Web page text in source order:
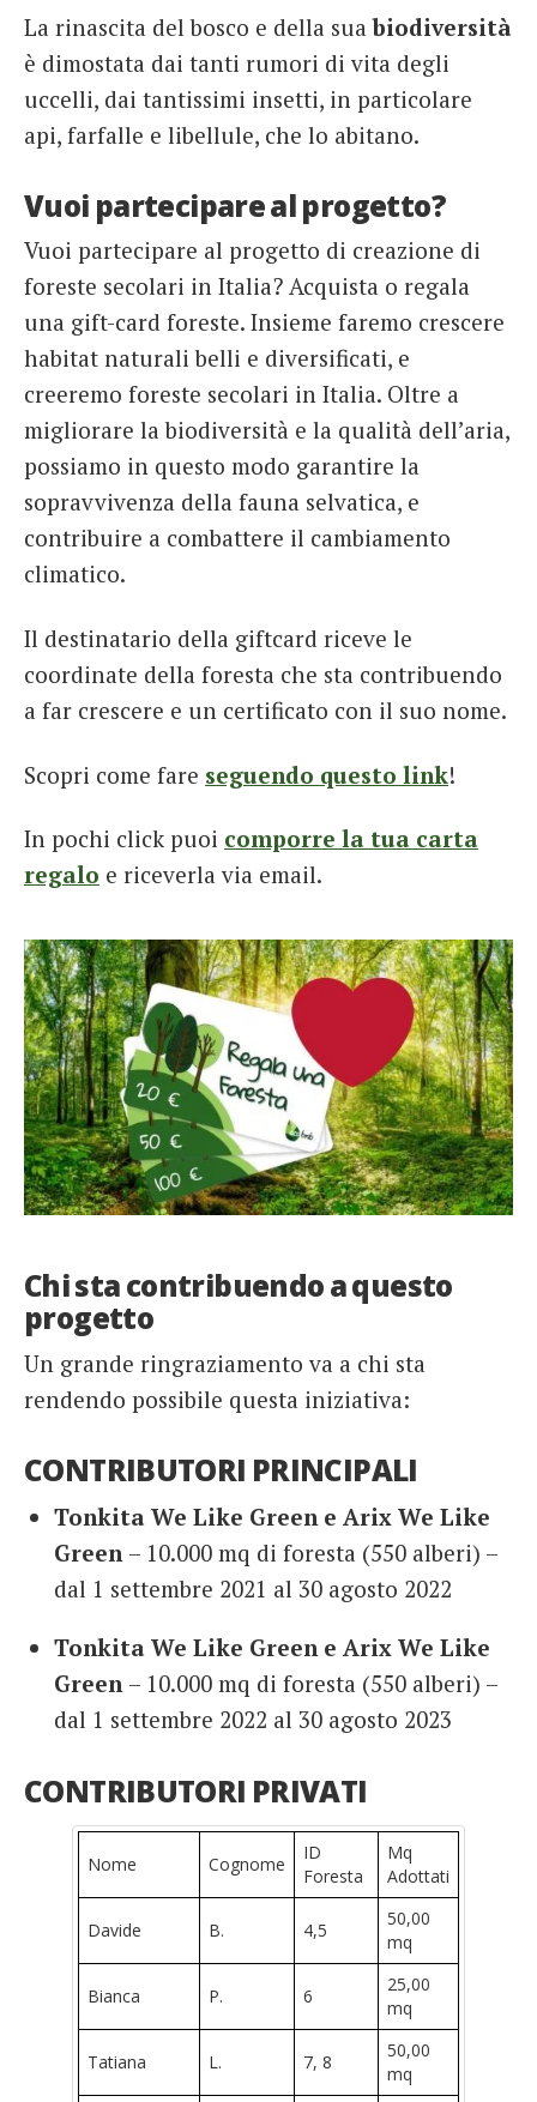
La rinascita del bosco e della suabiodiversità
è dimostata dai tanti rumori di vita degli
uccelli, dai tantissimi insetti, in particolare
api, farfalle e libellule, che lo abitano.
Vuoi partecipare al progetto?
Vuoi partecipare al progetto di creazione di
foreste secolari in Italia? Acquista o regala
una gift-card foreste. Insieme faremo crescere
habitat naturali belli e diversificati, e
creeremo foreste secolari in Italia. Oltre a
migliorare la biodiversità e la qualità dell’aria,
possiamo in questo modo garantire la
sopravvivenza della fauna selvatica, e
contribuire a combattere il cambiamento
climatico.
Il destinatario della giftcard riceve le
coordinate della foresta che sta contribuendo
a far crescere e un certificato con il suo nome.
Scopri come fare seguendo questo link!
In pochi click puoi comporre la tua carta
regalo e riceverla via email.
Chi sta contribuendo a questo
progetto
Un grande ringraziamento va a chi sta
rendendo possibile questa iniziativa:
CONTRIBUTORI PRINCIPALI
Tonkita We Like Green e Arix We Like
Green – 10.000 mq di foresta (550 alberi) –
dal 1 settembre 2021 al 30 agosto 2022
Tonkita We Like Green e Arix We Like
Green – 10.000 mq di foresta (550 alberi) –
dal 1 settembre 2022 al 30 agosto 2023
CONTRIBUTORI PRIVATI
Nome Cognome
ID
Foresta
Mq
Adottati
Davide B. 4,5
50,00
mq
Bianca P. 6
25,00
mq
Tatiana L. 7, 8
50,00
mq